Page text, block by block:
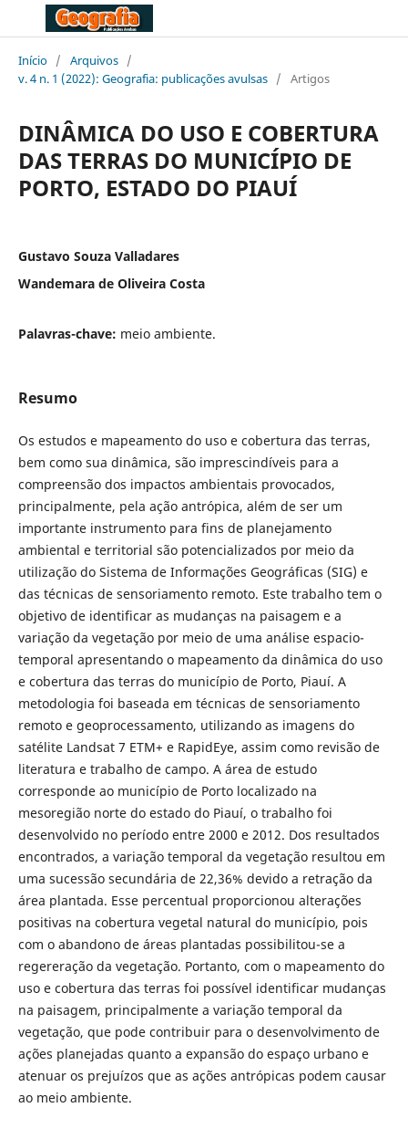
Início / Arquivos /
v. 4 n. 1 (2022): Geografia: publicações avulsas / Artigos
DINÂMICA DO USO E COBERTURA
DAS TERRAS DO MUNICÍPIO DE
PORTO, ESTADO DO PIAUÍ
Gustavo Souza Valladares
Wandemara de Oliveira Costa
Palavras-chave: meio ambiente.
Resumo
Os estudos e mapeamento do uso e cobertura das terras,
bem como sua dinâmica, são imprescindíveis para a
compreensão dos impactos ambientais provocados,
principalmente, pela ação antrópica, além de ser um
importante instrumento para fins de planejamento
ambiental e territorial são potencializados por meio da
utilização do Sistema de Informações Geográficas (SIG) e
das técnicas de sensoriamento remoto. Este trabalho tem o
objetivo de identificar as mudanças na paisagem e a
variação da vegetação por meio de uma análise espacio-
temporal apresentando o mapeamento da dinâmica do uso
e cobertura das terras do município de Porto, Piauí. A
metodologia foi baseada em técnicas de sensoriamento
remoto e geoprocessamento, utilizando as imagens do
satélite Landsat 7 ETM+ e RapidEye, assim como revisão de
literatura e trabalho de campo. A área de estudo
corresponde ao município de Porto localizado na
mesoregião norte do estado do Piauí, o trabalho foi
desenvolvido no período entre 2000 e 2012. Dos resultados
encontrados, a variação temporal da vegetação resultou em
uma sucessão secundária de 22,36% devido a retração da
área plantada. Esse percentual proporcionou alterações
positivas na cobertura vegetal natural do município, pois
com o abandono de áreas plantadas possibilitou-se a
regereração da vegetação. Portanto, com o mapeamento do
uso e cobertura das terras foi possível identificar mudanças
na paisagem, principalmente a variação temporal da
vegetação, que pode contribuir para o desenvolvimento de
ações planejadas quanto a expansão do espaço urbano e
atenuar os prejuízos que as ações antrópicas podem causar
ao meio ambiente.